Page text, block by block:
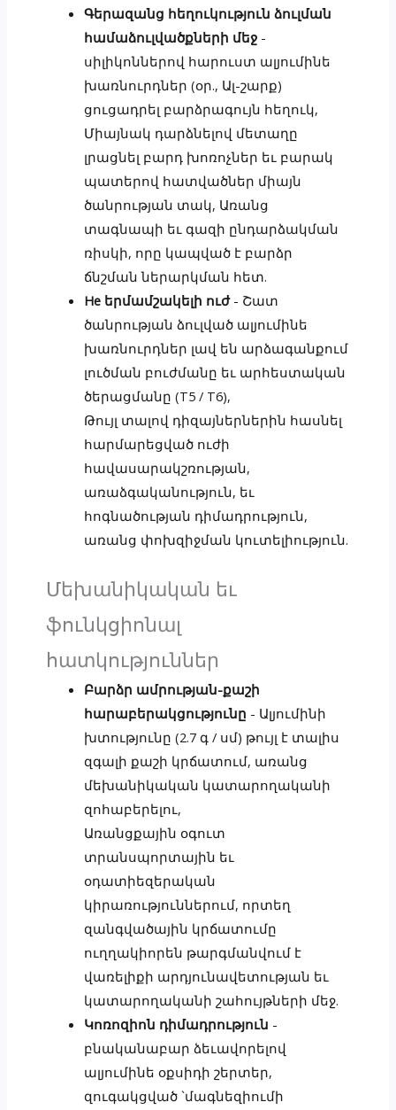
Գերազանց հեղուկություն ձուլման
համաձուլվածքների մեջ -
սիլիկոններով հարուստ ալյումինե
խառնուրդներ (օր., Ալ-շարք)
ցուցադրել բարձրագույն հեղուկ,
Միայնակ դարձնելով մետաղը
լրացնել բարդ խոռոչներ եւ բարակ
պատերով հատվածներ միայն
ծանրության տակ, Առանց
տագնապի եւ գազի ընդարձակման
ռիսկի, որը կապված է բարձր
ճնշման ներարկման հետ.
He երմամշակելի ուժ- Շատ
ծանրության ձուլված ալյումինե
խառնուրդներ լավ են արձագանքում
լուծման բուժմանը եւ արհեստական
ծերացմանը (T5 / T6),
Թույլ տալով դիզայներներին հասնել
հարմարեցված ուժի
հավասարակշռության,
առաձգականություն, եւ
հոգնածության դիմադրություն,
առանց փոխզիջման կուտելիություն.
Մեխանիկական եւ
ֆունկցիոնալ
հատկություններ
Բարձր ամրության-քաշի
հարաբերակցությունը - Ալյումինի
խտությունը (2.7 գ / սմ) թույլ է տալիս
զգալի քաշի կրճատում, առանց
մեխանիկական կատարողականի
զոհաբերելու,
Առանցքային օգուտ
տրանսպորտային եւ
օդատիեզերական
կիրառություններում, որտեղ
զանգվածային կրճատումը
ուղղակիորեն թարգմանվում է
վառելիքի արդյունավետության եւ
կատարողականի շահույթների մեջ.
Կոռոզիոն դիմադրություն -
բնականաբար ձեւավորելով
ալյումինե օքսիդի շերտեր,
զուգակցված `մագնեզիումի